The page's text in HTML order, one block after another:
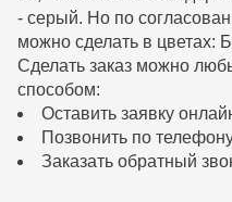
- серый. Но по
можно сделать в цветах:
Сделать заказ можно
способом:
Оставить заявку
Позвонить по
Заказать обратный